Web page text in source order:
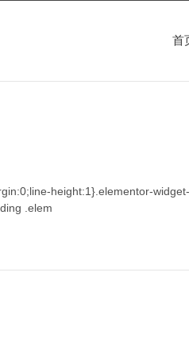
首
height:1}.elementor-
.elem